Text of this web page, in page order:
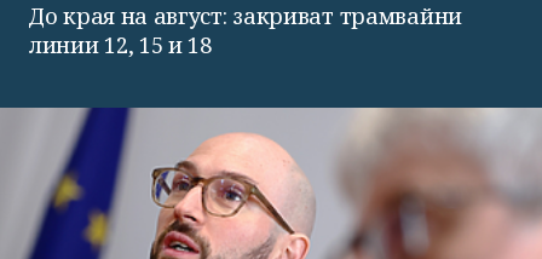
До края на август: закриват трамвайни
линии 12, 15 и 18